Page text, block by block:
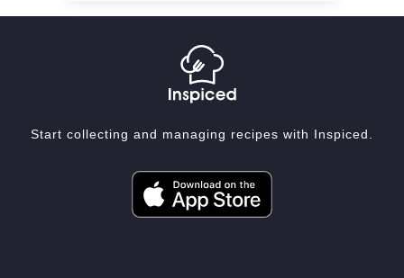
Start collecting and managing recipes with Inspiced.